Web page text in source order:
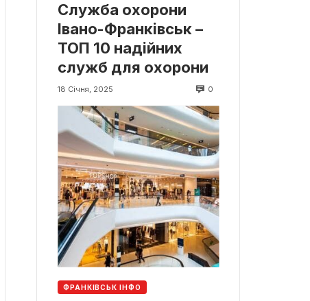
Служба охорони
Івано-Франківськ –
ТОП 10 надійних
служб для охорони
18 Січня, 2025 0
ФРАНКІВСЬК ІНФО